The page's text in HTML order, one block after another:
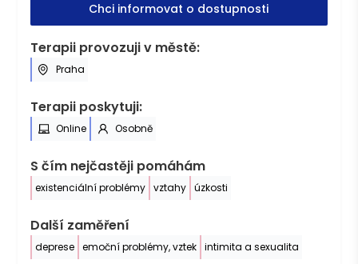
Chci informovat o dostupnosti
Terapii provozuji v městě:
Praha
Terapii poskytuji:
Online Osobně
S čím nejčastěji pomáhám
existenciální problémy vztahy úzkosti
Další zaměření
deprese emoční problémy, vztek intimita a sexualita